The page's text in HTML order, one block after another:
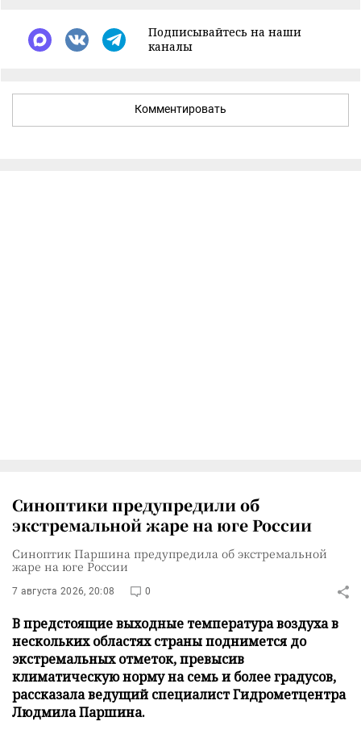
Подписывайтесь на наши
каналы
Комментировать
Синоптики предупредили об
экстремальной жаре на юге России
Синоптик Паршина предупредила об экстремальной
жаре на юге России
7 августа 2026, 20:08 0
В предстоящие выходные температура воздуха в
нескольких областях страны поднимется до
экстремальных отметок, превысив
климатическую норму на семь и более градусов,
рассказала ведущий специалист Гидрометцентра
Людмила Паршина.